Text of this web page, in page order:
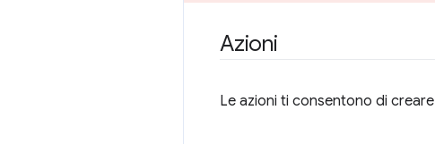
Azioni
Le azioni ti consentono di